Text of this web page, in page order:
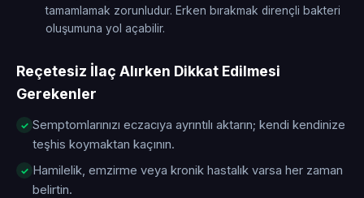
tamamlamak zorunludur. Erken bırakmak dirençli bakteri
oluşumuna yol açabilir.
Reçetesiz İlaç Alırken Dikkat Edilmesi
Gerekenler
Semptomlarınızı eczacıya ayrıntılı aktarın; kendi kendinize
teşhis koymaktan kaçının.
Hamilelik, emzirme veya kronik hastalık varsa her zaman
belirtin.